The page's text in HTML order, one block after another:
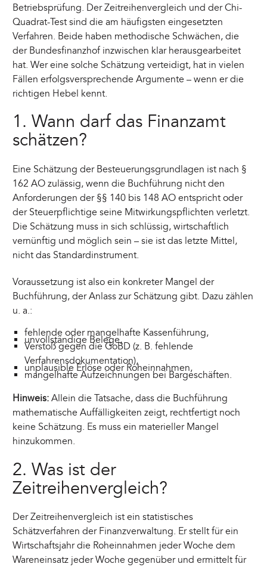
Betriebsprüfung. Der Zeitreihenvergleich und der Chi-
Quadrat-Test sind die am häufigsten eingesetzten
Verfahren. Beide haben methodische Schwächen, die
der Bundesfinanzhof inzwischen klar herausgearbeitet
hat. Wer eine solche Schätzung verteidigt, hat in vielen
Fällen erfolgsversprechende Argumente – wenn er die
richtigen Hebel kennt.
1. Wann darf das Finanzamt
schätzen?
Eine Schätzung der Besteuerungsgrundlagen ist nach §
162 AO zulässig, wenn die Buchführung nicht den
Anforderungen der §§ 140 bis 148 AO entspricht oder
der Steuerpflichtige seine Mitwirkungspflichten verletzt.
Die Schätzung muss in sich schlüssig, wirtschaftlich
vernünftig und möglich sein – sie ist das letzte Mittel,
nicht das Standardinstrument.
Voraussetzung ist also ein konkreter Mangel der
Buchführung, der Anlass zur Schätzung gibt. Dazu zählen
u. a.:
fehlende oder mangelhafte Kassenführung,
unvollständige Belege,
Verstoß gegen die GoBD (z. B. fehlende
Verfahrensdokumentation),
unplausible Erlöse oder Roheinnahmen,
mangelhafte Aufzeichnungen bei Bargeschäften.
Hinweis: Allein die Tatsache, dass die Buchführung
mathematische Auffälligkeiten zeigt, rechtfertigt noch
keine Schätzung. Es muss ein materieller Mangel
hinzukommen.
2. Was ist der
Zeitreihenvergleich?
Der Zeitreihenvergleich ist ein statistisches
Schätzverfahren der Finanzverwaltung. Er stellt für ein
Wirtschaftsjahr die Roheinnahmen jeder Woche dem
Wareneinsatz jeder Woche gegenüber und ermittelt für